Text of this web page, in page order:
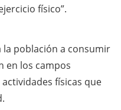
físico”.
la población a consumir
en los campos
físicas que